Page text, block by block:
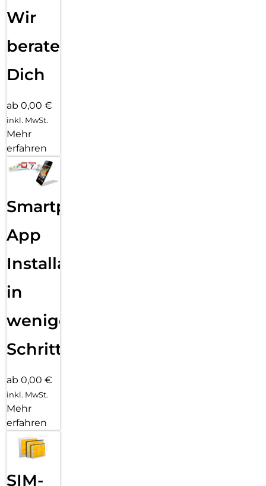
Wir
beraten
Dich
ab 0,00 €
inkl. MwSt.
Mehr
erfahren
Smartphone
App
Installation
in
wenigen
Schritten
ab 0,00 €
inkl. MwSt.
Mehr
erfahren
SIM-